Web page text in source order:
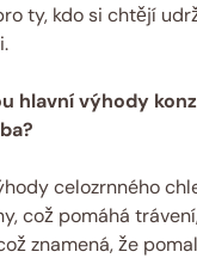
ty, kdo si chtějí
hlavní výhody
celozrnného
což pomáhá
znamená, že